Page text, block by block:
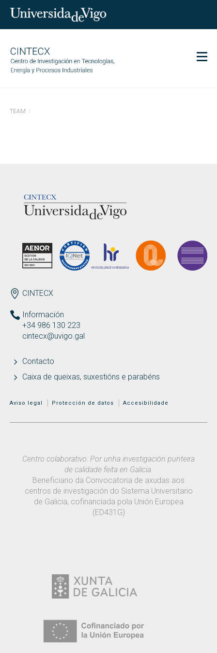
Investigación
Igualdade
ES EN Search
por:
BUSCAR
TEAM
ENDEREZO
CINTECX
Información
+34 986 130 223
cintecx@uvigo.gal
Contacto
Caixa de queixas, suxestións e parabéns
MENÚ ADICIONAL
Aviso legal Protección de datos Accesibilidade
Centro colaborativo: Por unha investigación punteira
de calidade feita en Galicia.
Beneficiario da Convocatoria de axudas aos
centros de investigación do Sistema Universitario
de Galicia, cofinanciada pola Unión Europea
(ED431G)